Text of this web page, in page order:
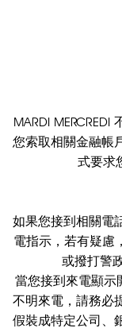
MARDI
您索取相關金融帳
式要求
如果您接到相關電
電指示，若有疑慮
或撥打警
當您接到來電顯
不明來電，請務必
假裝成特定公司、